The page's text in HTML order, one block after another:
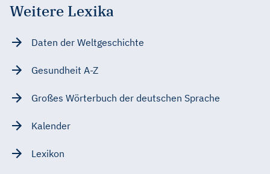
Weitere Lexika
Daten der Weltgeschichte
Gesundheit A-Z
Großes Wörterbuch der deutschen Sprache
Kalender
Lexikon